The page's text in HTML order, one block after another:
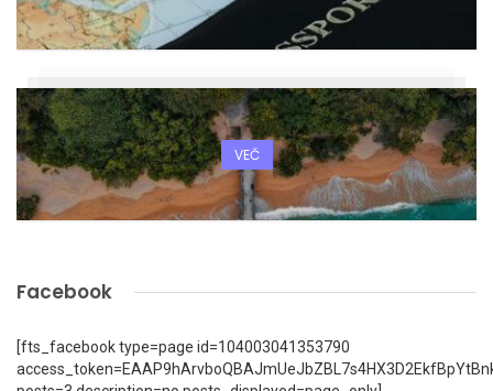
VEČ
Facebook
[fts_facebook type=page id=104003041353790